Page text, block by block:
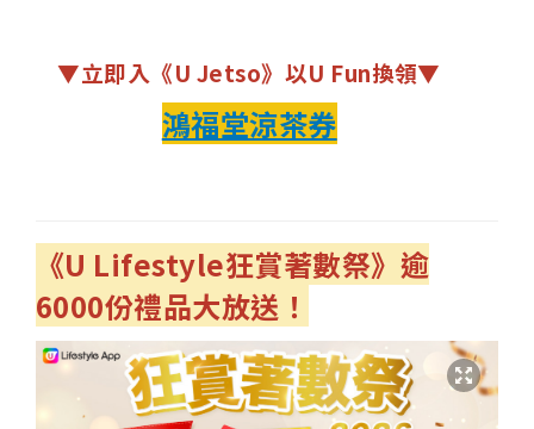
▼立即入《U Jetso》以U Fun換領▼
鴻福堂涼茶券
《U Lifestyle狂賞著數祭》逾
6000份禮品大放送！